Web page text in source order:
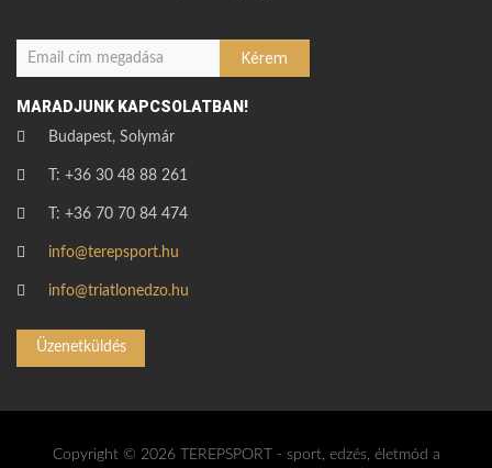
MARADJUNK KAPCSOLATBAN!
Budapest, Solymár
T: +36 30 48 88 261
T: +36 70 70 84 474
info@terepsport.hu
info@triatlonedzo.hu
Üzenetküldés
Copyright © 2026 TEREPSPORT - sport, edzés, életmód a